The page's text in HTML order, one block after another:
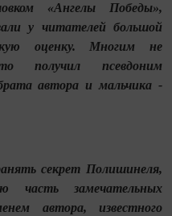
«Ангелы Победы»,
у читателей большой
оценку. Многим не
получил псевдоним
автора и мальчика -
секрет Полишинеля,
часть замечательных
автора, известного